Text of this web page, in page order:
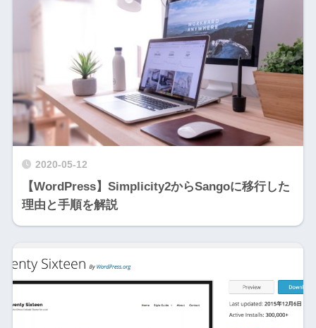
2020-05-12
【WordPress】Simplicity2からSangoに移行した
理由と手順を解説